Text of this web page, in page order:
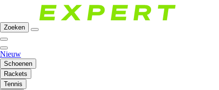
Zoeken
Nieuw
Schoenen
Rackets
Tennis